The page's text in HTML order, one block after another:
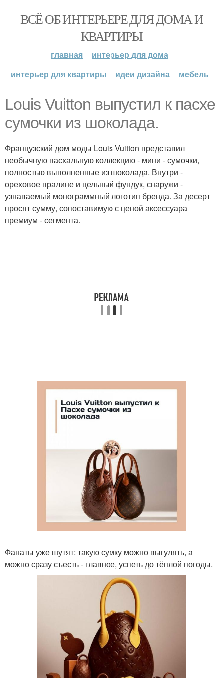
ВСЁ ОБ ИНТЕРЬЕРЕ ДЛЯ ДОМА И
КВАРТИРЫ
главная
интерьер для дома
интерьер для квартиры
идеи дизайна мебель
Louis Vuitton выпустил к пасхе
сумочки из шоколада.
Французский дом моды Louis Vuitton представил
необычную пасхальную коллекцию - мини - сумочки,
полностью выполненные из шоколада. Внутри -
ореховое пралине и цельный фундук, снаружи -
узнаваемый монограммный логотип бренда. За десерт
просят сумму, сопоставимую с ценой аксессуара
премиум - сегмента.
Фанаты уже шутят: такую сумку можно выгулять, а
можно сразу съесть - главное, успеть до тёплой погоды.